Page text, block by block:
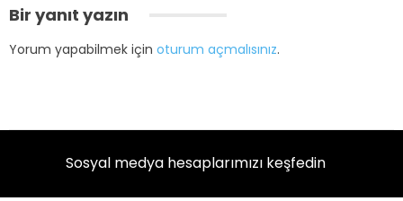
Bir yanıt yazın
Yorum yapabilmek için oturum açmalısınız.
Sosyal medya hesaplarımızı keşfedin